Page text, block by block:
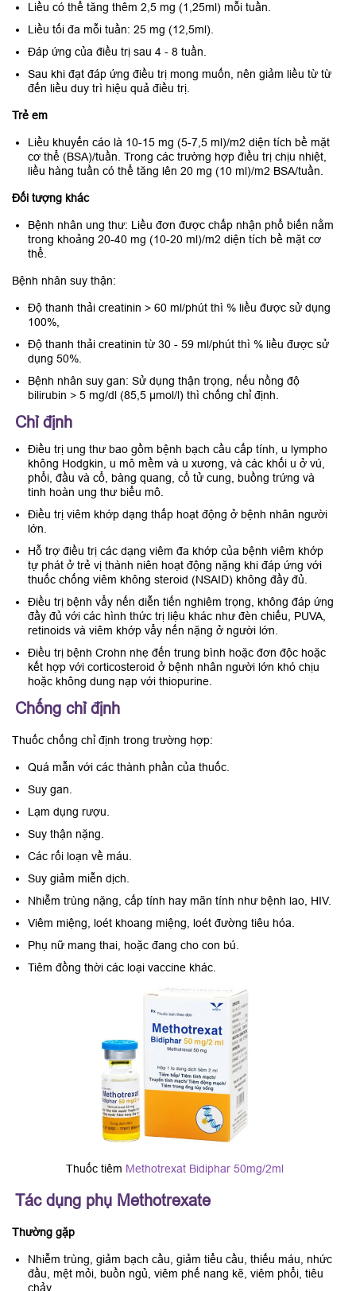
Liều có thể tăng thêm 2,5 mg (1,25ml) mỗi tuần.
Liều tối đa mỗi tuần: 25 mg (12,5ml).
Đáp ứng của điều trị sau 4 - 8 tuần.
Sau khi đạt đáp ứng điều trị mong muốn, nên giảm liều từ từ
đến liều duy trì hiệu quả điều trị.
Trẻ em
Liều khuyến cáo là 10-15 mg (5-7,5 ml)/m2 diện tích bề mặt
cơ thể (BSA)/tuần. Trong các trường hợp điều trị chịu nhiệt,
liều hàng tuần có thể tăng lên 20 mg (10 ml)/m2 BSA/tuần.
Đối tượng khác
Bệnh nhân ung thư: Liều đơn được chấp nhận phổ biến nằm
trong khoảng 20-40 mg (10-20 ml)/m2 diện tích bề mặt cơ
thể.
Bệnh nhân suy thận:
Độ thanh thải creatinin > 60 ml/phút thì % liều được sử dụng
100%,
Độ thanh thải creatinin từ 30 - 59 ml/phút thì % liều được sử
dụng 50%.
Bệnh nhân suy gan: Sử dụng thận trọng, nếu nồng độ
bilirubin > 5 mg/dl (85,5 µmol/l) thì chống chỉ định.
Chỉ định
Điều trị ung thư bao gồm bệnh bạch cầu cấp tính, u lympho
không Hodgkin, u mô mềm và u xương, và các khối u ở vú,
phổi, đầu và cổ, bàng quang, cổ tử cung, buồng trứng và
tinh hoàn ung thư biểu mô.
Điều trị viêm khớp dạng thấp hoạt động ở bệnh nhân người
lớn.
Hỗ trợ điều trị các dạng viêm đa khớp của bệnh viêm khớp
tự phát ở trẻ vị thành niên hoạt động nặng khi đáp ứng với
thuốc chống viêm không steroid (NSAID) không đầy đủ.
Điều trị bệnh vẩy nến diễn tiến nghiêm trọng, không đáp ứng
đầy đủ với các hình thức trị liệu khác như đèn chiếu, PUVA,
retinoids và viêm khớp vẩy nến nặng ở người lớn.
Điều trị bệnh Crohn nhẹ đến trung bình hoặc đơn độc hoặc
kết hợp với corticosteroid ở bệnh nhân người lớn khó chịu
hoặc không dung nạp với thiopurine.
Chống chỉ định
Thuốc chống chỉ định trong trường hợp:
Quá mẫn với các thành phần của thuốc.
Suy gan.
Lạm dụng rượu.
Suy thận nặng.
Các rối loạn về máu.
Suy giảm miễn dịch.
Nhiễm trùng nặng, cấp tính hay mãn tính như bệnh lao, HIV.
Viêm miệng, loét khoang miệng, loét đường tiêu hóa.
Phụ nữ mang thai, hoặc đang cho con bú.
Tiêm đồng thời các loại vaccine khác.
Thuốc tiêm Methotrexat Bidiphar 50mg/2ml
Tác dụng phụ Methotrexate
Thường gặp
Nhiễm trùng, giảm bạch cầu, giảm tiểu cầu, thiếu máu, nhức
đầu, mệt mỏi, buồn ngủ, viêm phế nang kẽ, viêm phổi, tiêu
chảy.